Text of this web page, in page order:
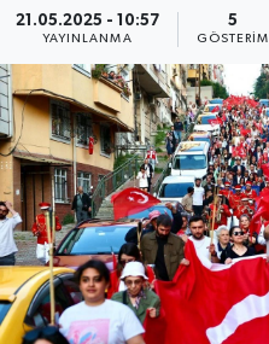
21.05.2025 - 10:57
YAYINLANMA
5
GÖSTERIM
KÜLTÜR - SANAT
MAGAZİN
ÖZEL HABER
SAĞLIK
SPOR
TEKNOLOJİ